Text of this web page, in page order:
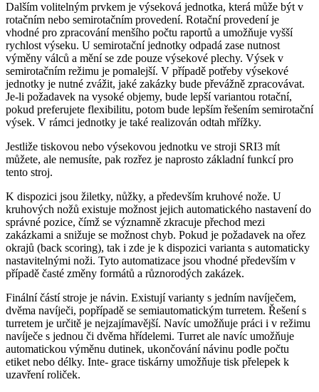
Dalším volitelným prvkem je výseková jednotka, která může být v
rotačním nebo semirotačním provedení. Rotační provedení je
vhodné pro zpracování menšího počtu raportů a umožňuje vyšší
rychlost výseku. U semirotační jednotky odpadá zase nutnost
výměny válců a mění se zde pouze výsekové plechy. Výsek v
semirotačním režimu je pomalejší. V případě potřeby výsekové
jednotky je nutné zvážit, jaké zakázky bude převážně zpracovávat.
Je-li požadavek na vysoké objemy, bude lepší variantou rotační,
pokud preferujete flexibilitu, potom bude lepším řešením semirotační
výsek. V rámci jednotky je také realizován odtah mřížky.
Jestliže tiskovou nebo výsekovou jednotku ve stroji SRI3 mít
můžete, ale nemusíte, pak rozřez je naprosto základní funkcí pro
tento stroj.
K dispozici jsou žiletky, nůžky, a především kruhové nože. U
kruhových nožů existuje možnost jejich automatického nastavení do
správné pozice, čímž se významně zkracuje přechod mezi
zakázkami a snižuje se možnost chyb. Pokud je požadavek na ořez
okrajů (back scoring), tak i zde je k dispozici varianta s automaticky
nastavitelnými noži. Tyto automatizace jsou vhodné především v
případě časté změny formátů a různorodých zakázek.
Finální částí stroje je návin. Existují varianty s jedním navíječem,
dvěma navíječi, popřípadě se semiautomatickým turretem. Řešení s
turretem je určitě je nejzajímavější. Navíc umožňuje práci i v režimu
navíječe s jednou či dvěma hřídelemi. Turret ale navíc umožňuje
automatickou výměnu dutinek, ukončování návinu podle počtu
etiket nebo délky. Inte- grace tiskárny umožňuje tisk přelepek k
uzavření roliček.